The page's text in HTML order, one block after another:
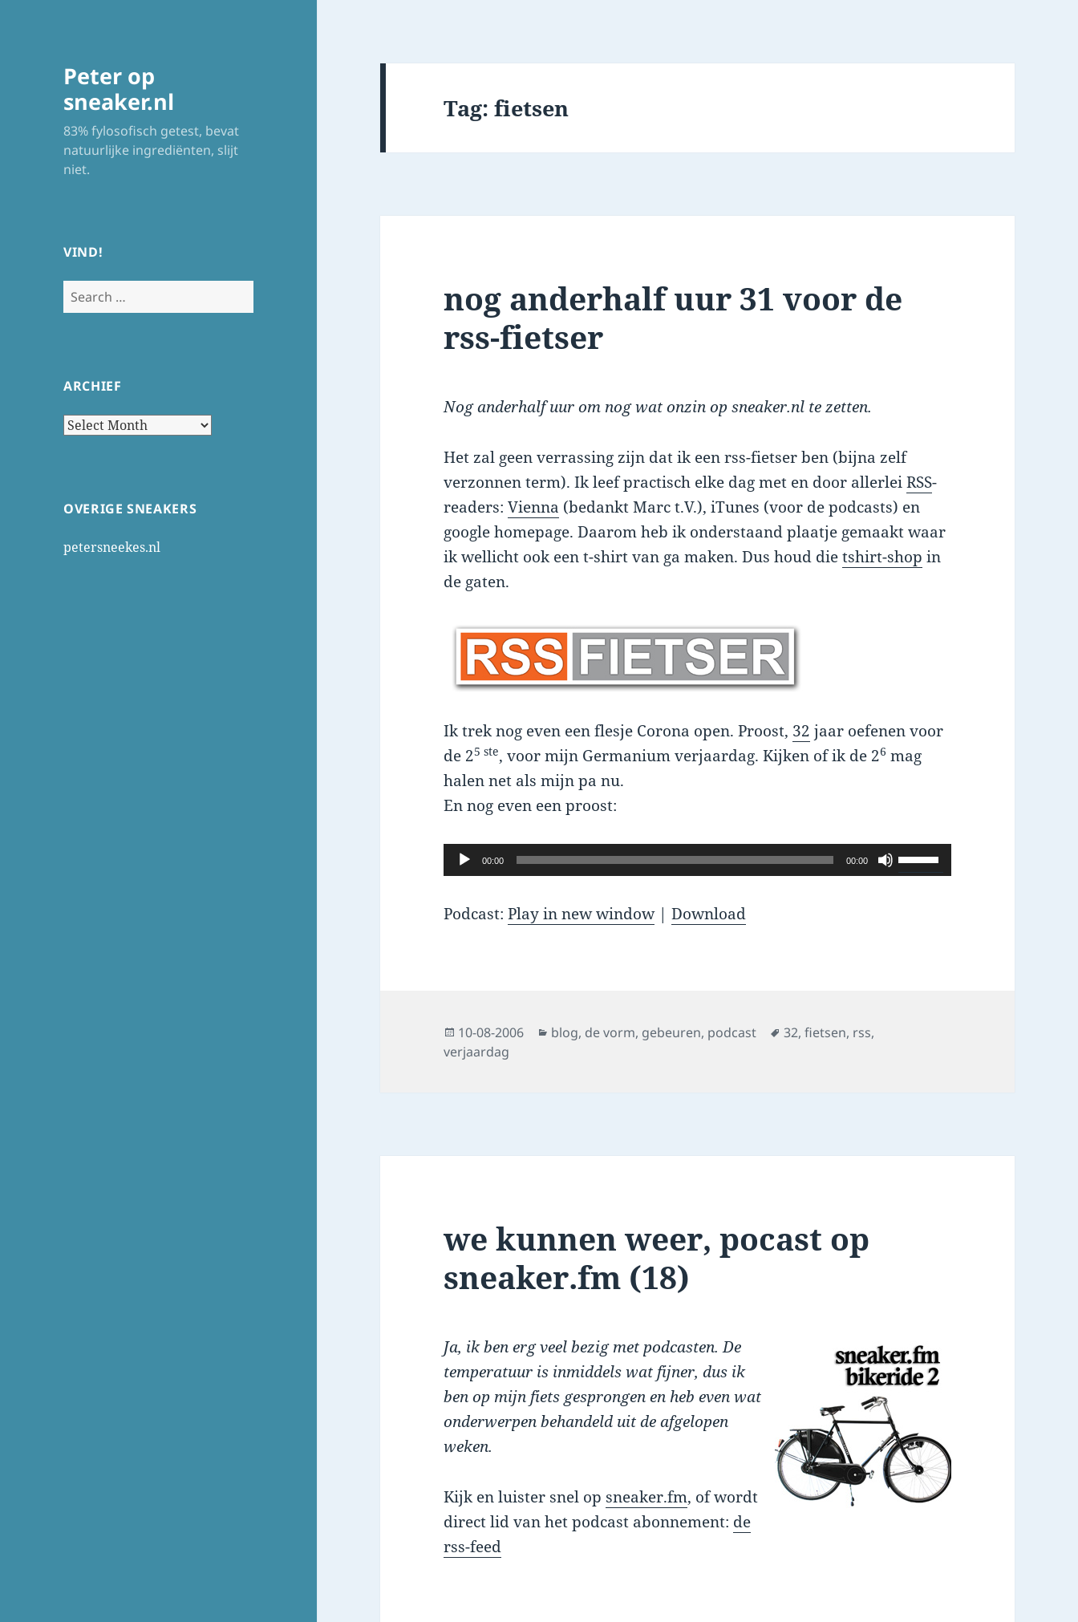
Peter op
sneaker.nl
83% fylosofisch getest, bevat
natuurlijke ingrediënten, slijt
niet.
VIND!
Search
for:
ARCHIEF
Archief
OVERIGE SNEAKERS
petersneekes.nl
Tag:fietsen
nog anderhalf uur 31 voor de
rss-fietser
Nog anderhalf uur om nog wat onzin op sneaker.nl te zetten.
Het zal geen verrassing zijn dat ik een rss-fietser ben (bijna zelf
verzonnen term). Ik leef practisch elke dag met en door allerleiRSS-
readers:Vienna (bedankt Marc t.V.), iTunes (voor de podcasts) en
google homepage. Daarom heb ik onderstaand plaatje gemaakt waar
ik wellicht ook een t-shirt van ga maken. Dus houd dietshirt-shop in
de gaten.
Ik trek nog even een flesje Corona open. Proost, 32 jaar oefenen voor
de 25 ste, voor mijn Germanium verjaardag. Kijken of ik de 26 mag
halen net als mijn pa nu.
En nog even een proost:
Audio
Player
00:00 00:00
Use
Up/Down
Podcast:Play in new window|Download
Posted
on
10-08-2006 Categories
blog, de vorm, gebeuren, podcast Tags
32,fietsen, rss,
verjaardag
we kunnen weer, pocast op
sneaker.fm (18)
Ja, ik ben erg veel bezig met podcasten. De
temperatuur is inmiddels wat fijner, dus ik
ben op mijn fiets gesprongen en heb even wat
onderwerpen behandeld uit de afgelopen
weken.
Kijk en luister snel op sneaker.fm, of wordt
direct lid van het podcast abonnement: de
rss-feed